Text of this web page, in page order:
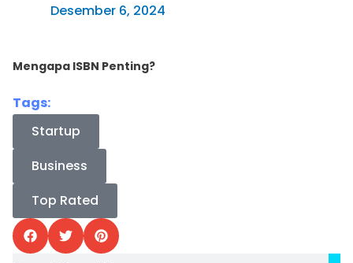
Desember 6, 2024
Mengapa ISBN Penting?
Tags:
Startup
Business
Top Rated